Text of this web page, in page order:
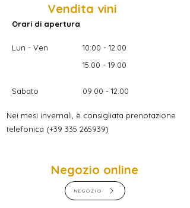
Orari di apertura
Lun - Ven
10:00 - 12:00
15:00 - 19:00
Sabato 09:00 - 12:00
Nei mesi invernali, è consigliata prenotazione
telefonica (+39 335 265939)
NEGOZIO
Vendita vini
Negozio online